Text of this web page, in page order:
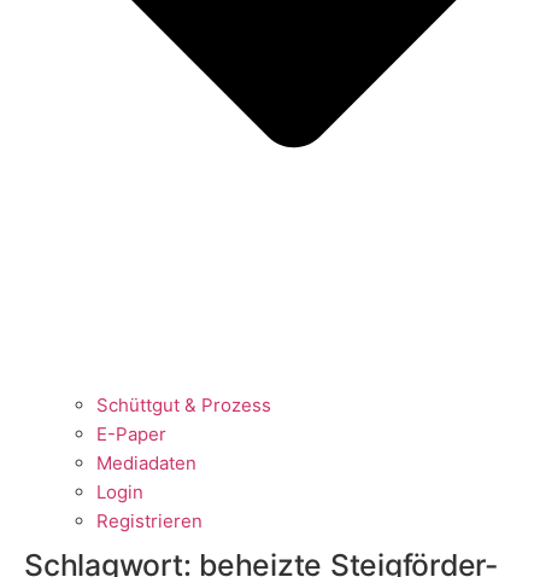
Schüttgut & Prozess
E-Paper
Mediadaten
Login
Registrieren
Schlagwort: beheizte Steigförder-